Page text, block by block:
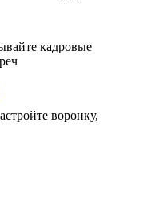
кадровые
воронку,